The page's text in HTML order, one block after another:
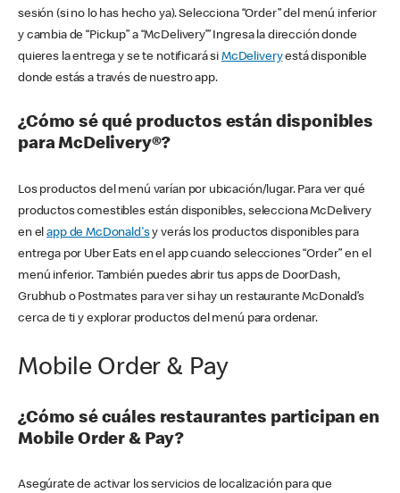
sesión (si no lo has hecho ya). Selecciona “Order” del menú inferior
y cambia de “Pickup” a “McDelivery’” Ingresa la dirección donde
quieres la entrega y se te notificará si McDeliveryestá disponible
donde estás a través de nuestro app.
¿Cómo sé qué productos están disponibles
para McDelivery®?
Los productos del menú varían por ubicación/lugar. Para ver qué
productos comestibles están disponibles, selecciona McDelivery
en elapp de McDonald'sy verás los productos disponibles para
entrega por Uber Eats en el app cuando selecciones “Order” en el
menú inferior. También puedes abrir tus apps de DoorDash,
Grubhub o Postmates para ver si hay un restaurante McDonald’s
cerca de ti y explorar productos del menú para ordenar.
Mobile Order & Pay
¿Cómo sé cuáles restaurantes participan en
Mobile Order & Pay?
Asegúrate de activar los servicios de localización para que